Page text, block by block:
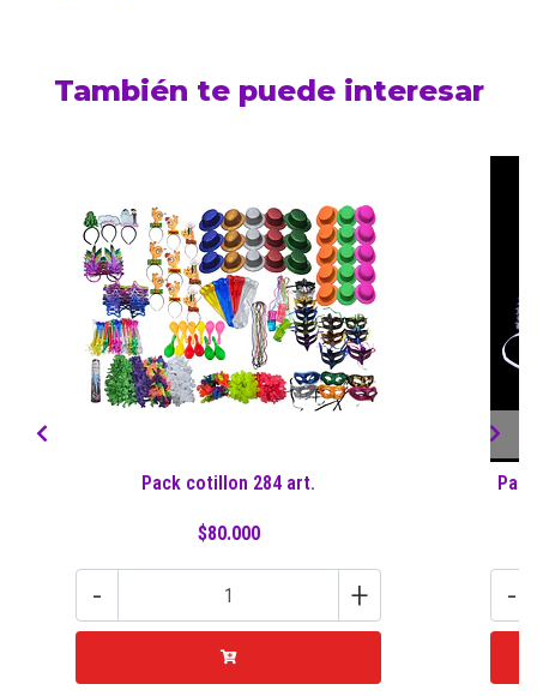
También te puede interesar
Pack cotillon 284 art.
$80.000
- + -